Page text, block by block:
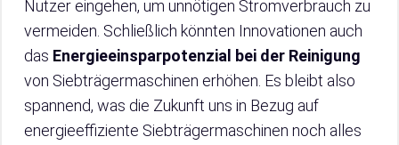
Nutzer eingehen, um unnötigen Stromverbrauch zu
vermeiden. Schließlich könnten Innovationen auch
das Energieeinsparpotenzial bei der Reinigung
von Siebträgermaschinen erhöhen. Es bleibt also
spannend, was die Zukunft uns in Bezug auf
energieeffiziente Siebträgermaschinen noch alles